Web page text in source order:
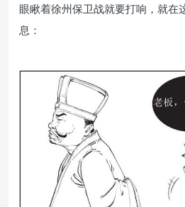
眼瞅着徐州保卫战就要打响，就在
息：